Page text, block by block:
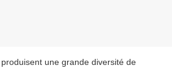
une grande diversité de